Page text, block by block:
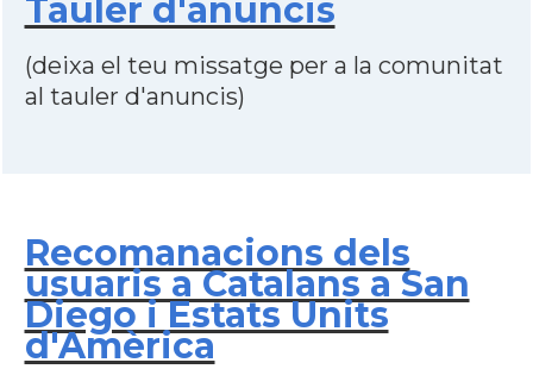
Tauler d'anuncis
(deixa el teu missatge per a la comunitat
al tauler d'anuncis)
Recomanacions dels
usuaris a Catalans a San
Diego i Estats Units
d'Amèrica